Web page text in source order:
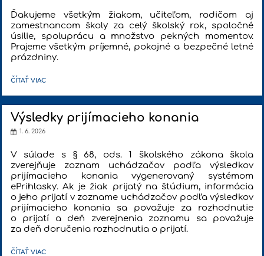
Ďakujeme všetkým žiakom, učiteľom, rodičom aj
zamestnancom školy za celý školský rok, spoločné
úsilie, spoluprácu a množstvo pekných momentov.
Prajeme všetkým príjemné, pokojné a bezpečné letné
prázdniny.
SLÁVNOSTNÉ
2025/26:
ČÍTAŤ VIAC
Výsledky prijímacieho konania
1. 6. 2026
V súlade s § 68, ods. 1 školského zákona škola
zverejňuje zoznam uchádzačov podľa výsledkov
prijímacieho konania vygenerovaný systémom
ePrihlasky. Ak je žiak prijatý na štúdium, informácia
o jeho prijatí v zozname uchádzačov podľa výsledkov
prijímacieho konania sa považuje za rozhodnutie
o prijatí a deň zverejnenia zoznamu sa považuje
za deň doručenia rozhodnutia o prijatí.
VÝSLEDKY
ČÍTAŤ VIAC